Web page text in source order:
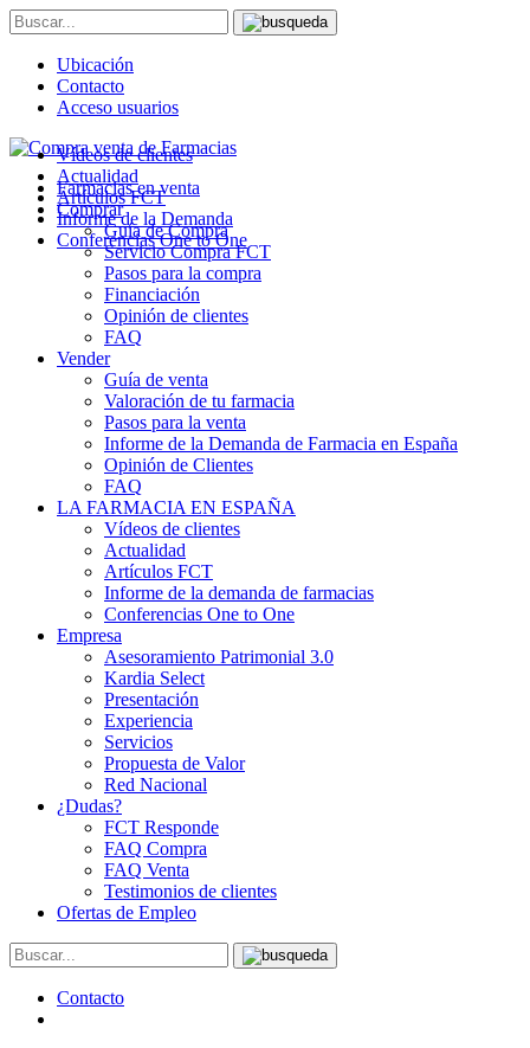
Ubicación
Contacto
Acceso usuarios
Farmacias en venta
Comprar
Guía de Compra
Servicio Compra FCT
Pasos para la compra
Financiación
Opinión de clientes
FAQ
Vender
Guía de venta
Valoración de tu farmacia
Pasos para la venta
Informe de la Demanda de Farmacia en España
Opinión de Clientes
FAQ
LA FARMACIA EN ESPAÑA
Vídeos de clientes
Actualidad
Artículos FCT
Informe de la demanda de farmacias
Conferencias One to One
Empresa
Asesoramiento Patrimonial 3.0
Kardia Select
Presentación
Experiencia
Servicios
Propuesta de Valor
Red Nacional
¿Dudas?
FCT Responde
FAQ Compra
FAQ Venta
Testimonios de clientes
Ofertas de Empleo
Contacto
Vídeos de clientes
Actualidad
Artículos FCT
Informe de la Demanda
Conferencias One to One